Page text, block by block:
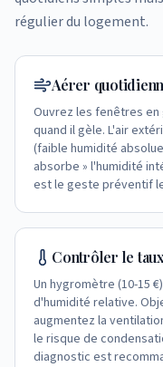
régulier du logement.
Aérer
Ouvrez les fenêtres en
quand il gèle. L'air
(faible humidité
absorbe » l'humidité
est le geste préventif
Contrôler le
Un hygromètre (10-15
d'humidité relative.
augmentez la
le risque de
diagnostic est